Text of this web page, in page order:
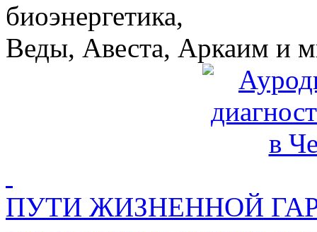
биоэнергетика,
Веды, Авеста, Аркаим и
ПУТИ ЖИЗНЕННОЙ